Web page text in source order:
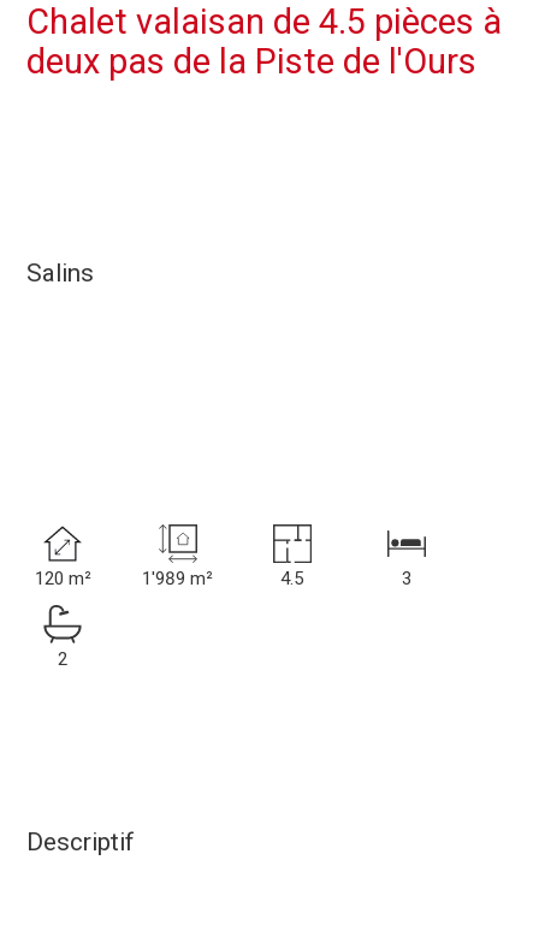
Chalet valaisan de 4.5 pièces à
deux pas de la Piste de l'Ours
Salins
120 m² 1'989 m² 4.5 3
2
Descriptif